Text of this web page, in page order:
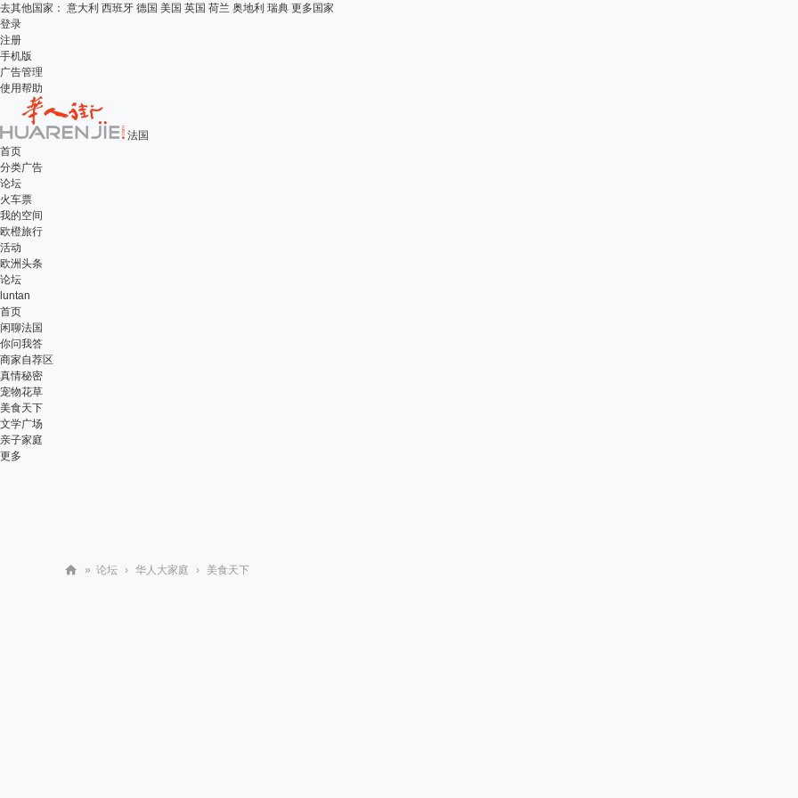
去其他国家： 意大利 西班牙 德国 美国 英国 荷兰 奥地利 瑞典 更多国家
登录
注册
手机版
广告管理
使用帮助
法国
首页
分类广告
论坛
火车票
我的空间
欧橙旅行
活动
欧洲头条
论坛
luntan
首页
闲聊法国
你问我答
商家自荐区
真情秘密
宠物花草
美食天下
文学广场
亲子家庭
更多
» 论坛 › 华人大家庭 › 美食天下